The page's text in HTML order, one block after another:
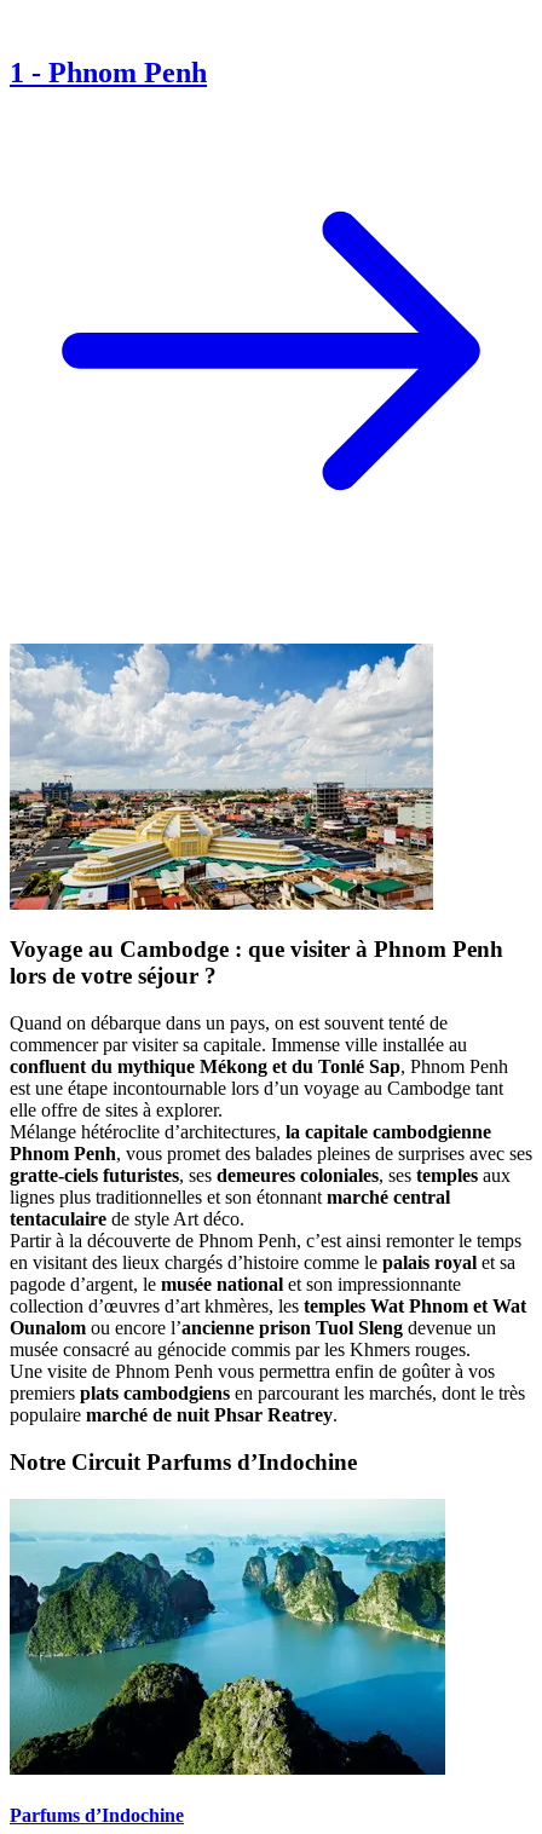
1 - Phnom Penh
Voyage au Cambodge : que visiter à Phnom Penh
lors de votre séjour ?
Quand on débarque dans un pays, on est souvent tenté de
commencer par visiter sa capitale. Immense ville installée au
confluent du mythique Mékong et du Tonlé Sap, Phnom Penh
est une étape incontournable lors d’un voyage au Cambodge tant
elle offre de sites à explorer.
Mélange hétéroclite d’architectures, la capitale cambodgienne
Phnom Penh, vous promet des balades pleines de surprises avec ses
gratte-ciels futuristes, ses demeures coloniales, ses temples aux
lignes plus traditionnelles et son étonnant marché central
tentaculaire de style Art déco.
Partir à la découverte de Phnom Penh, c’est ainsi remonter le temps
en visitant des lieux chargés d’histoire comme le palais royal et sa
pagode d’argent, le musée national et son impressionnante
collection d’œuvres d’art khmères, les temples Wat Phnom et Wat
Ounalom ou encore l’ancienne prison Tuol Sleng devenue un
musée consacré au génocide commis par les Khmers rouges.
Une visite de Phnom Penh vous permettra enfin de goûter à vos
premiers plats cambodgiens en parcourant les marchés, dont le très
populaire marché de nuit Phsar Reatrey.
Notre Circuit Parfums d’Indochine
Parfums d’Indochine